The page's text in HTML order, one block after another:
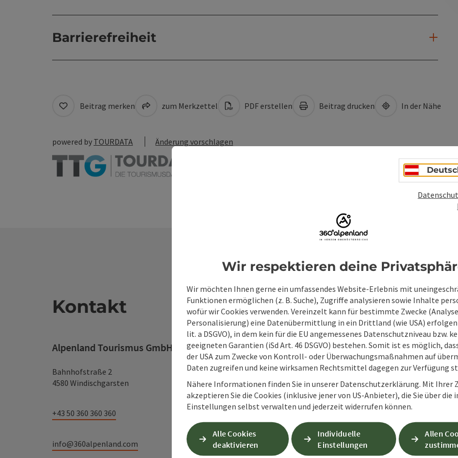
Barrierefreiheit
Beitrag merken zum Merkzettel PDF erstellen Beitrag drucken In der Nähe
powered by TOURDATA Änderung vorschlagen
Kontakt
Alpenland Tourismus GmbH
Bahnhofstraße 2
4580 Windischgarsten
+43 50 360 360 360
info@360alpenland.com
Unverbindliche
Felder mit*sind Pflichtfelder
Vorname Nachname
Wir respektieren deine
Wir möchten Ihnen gerne ein umfassendes Website-Erlebnis mit
Funktionen ermöglichen (z. B. Suche), Zugriffe analysieren sowie Inhalte
wofür wir Cookies verwenden. Vereinzelt kann für bestimmte Zwecke
Personalisierung) eine Datenübermittlung in ein Drittland (wie USA) erfolgen
lit. a DSGVO), in dem kein für die EU angemessenes Datenschutzniveau bzw.
geeigneten Garantien (iSd Art. 46 DSGVO) bestehen. Somit ist es möglich,
der USA zum Zwecke von Kontroll- oder Überwachungsmaßnahmen auf
Daten zugreifen und keine wirksamen Rechtsmittel dagegen zur Verfügung
Nähere Informationen finden Sie in unserer Datenschutzerklärung. Mit Ihrer
akzeptieren Sie die Cookies (inklusive jener von US-Anbieter), die Sie über die
Einstellungen selbst verwalten und jederzeit widerrufen können.
Alle Cookies
deaktivieren
Individuelle
Einstellungen
Allen